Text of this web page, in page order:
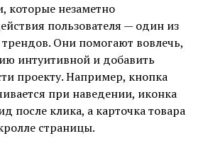
которые незаметно
пользователя — один из
Они помогают вовлечь,
интуитивной и добавить
проекту. Например, кнопка
при наведении, иконка
после клика, а карточка товара
страницы.